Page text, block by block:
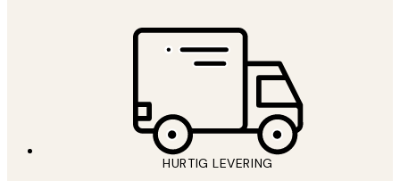
HURTIG LEVERING